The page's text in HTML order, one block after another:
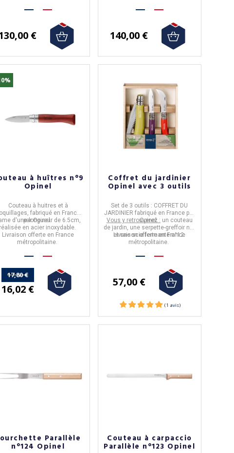
€ 140,00 €
à huîtres n°9
Opinel
Couteau à huitres et à
, fabriqué en France
parOpinel.
d'unelongueur de 6.5cm,
réalisée en acier inoxydable.
Livraison offerte en France
métropolitaine.
17,80 €
16,02 €
Coffret du jardinier
Opinel avec 3 outils
Set de 3 outils : COFFRET DU
JARDINIER fabriqué en France par
Opinel.
Vous y retrouverez : un couteau
de jardin, une serpette-greffoir n°8
et une scie fermante n°12.
Livraison offerte en France
métropolitaine.
57,00 €
Parallèle
n°124 Opinel
Couteau à carpaccio
Parallèle n°123 Opinel